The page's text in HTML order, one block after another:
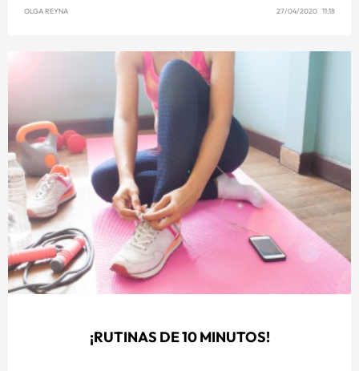
OLGA REYNA 27/04/2020 11:18
¡RUTINAS DE 10 MINUTOS!